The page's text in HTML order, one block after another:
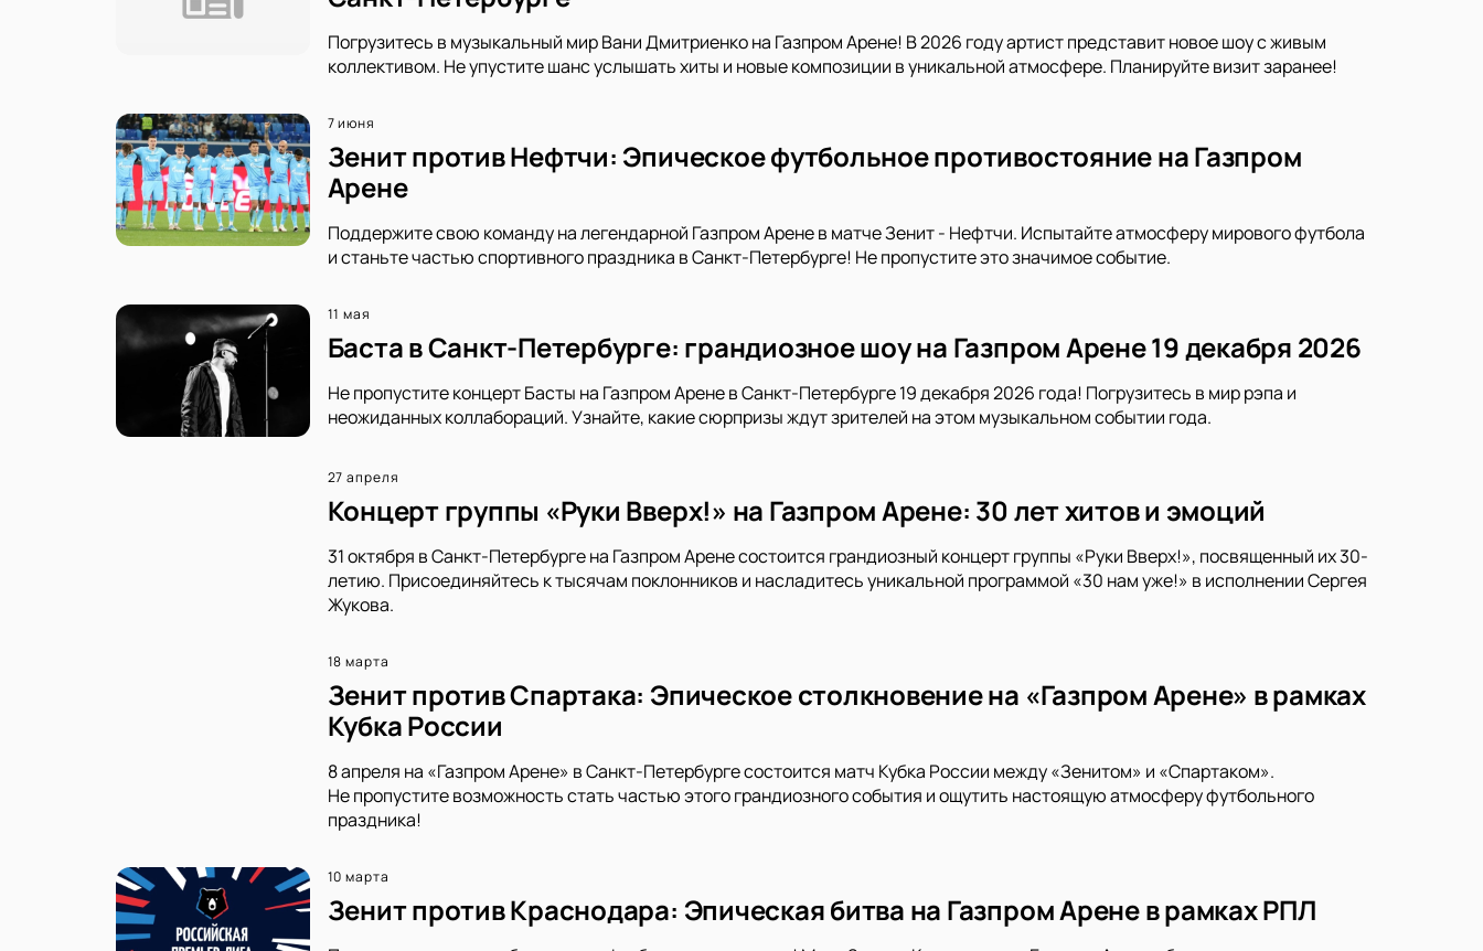
Погрузитесь в музыкальный мир Вани Дмитриенко на Газпром Арене! В 2026 году артист представит новое шоу с живым
коллективом. Не упустите шанс услышать хиты и новые композиции в уникальной атмосфере. Планируйте визит заранее!
7 июня
Зенит против Нефтчи: Эпическое футбольное противостояние на Газпром
Арене
Поддержите свою команду на легендарной Газпром Арене в матче Зенит - Нефтчи. Испытайте атмосферу мирового футбола
и станьте частью спортивного праздника в Санкт-Петербурге! Не пропустите это значимое событие.
11 мая
Баста в Санкт-Петербурге: грандиозное шоу на Газпром Арене 19 декабря 2026
Не пропустите концерт Басты на Газпром Арене в Санкт-Петербурге 19 декабря 2026 года! Погрузитесь в мир рэпа и
неожиданных коллабораций. Узнайте, какие сюрпризы ждут зрителей на этом музыкальном событии года.
27 апреля
Концерт группы «Руки Вверх!» на Газпром Арене: 30 лет хитов и эмоций
31 октября в Санкт-Петербурге на Газпром Арене состоится грандиозный концерт группы «Руки Вверх!», посвященный их 30-
летию. Присоединяйтесь к тысячам поклонников и насладитесь уникальной программой «30 нам уже!» в исполнении Сергея
Жукова.
18 марта
Зенит против Спартака: Эпическое столкновение на «Газпром Арене» в рамках
Кубка России
8 апреля на «Газпром Арене» в Санкт-Петербурге состоится матч Кубка России между «Зенитом» и «Спартаком».
Не пропустите возможность стать частью этого грандиозного события и ощутить настоящую атмосферу футбольного
праздника!
10 марта
Зенит против Краснодара: Эпическая битва на Газпром Арене в рамках РПЛ